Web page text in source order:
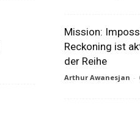
Mission:
Reckoning ist
der Reihe
Arthur Awanesjan -